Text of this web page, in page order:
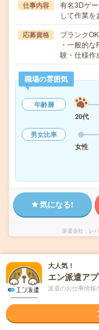
仕事内容
有名3Dゲ
して作業
応募資格
ブランク
・一般的
験・仕様作
職場の雰囲気
年齢層
20代
男女比率
女性
気になる!
派遣会社 レ
未読 掲載日 2026/08/07
時給2800円！
ンニング
大人気！
エン派遣アプ
派遣のお仕事情報